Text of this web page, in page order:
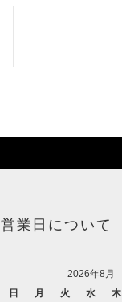
営業日について
2026年8月
日
月 火 水 木